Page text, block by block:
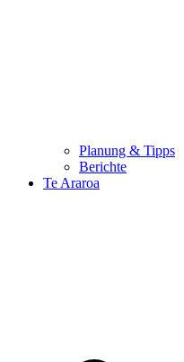
Planung & Tipps
Berichte
Te Araroa